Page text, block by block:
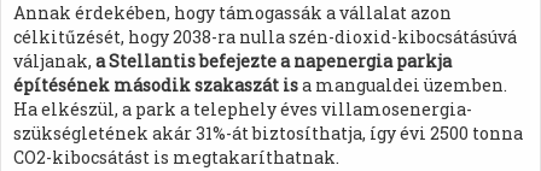
Annak érdekében, hogy támogassák a vállalat azon
célkitűzését, hogy 2038-ra nulla szén-dioxid-kibocsátásúvá
váljanak, a Stellantis befejezte a napenergia parkja
építésének második szakaszát isa mangualdei üzemben.
Ha elkészül, a park a telephely éves villamosenergia-
szükségletének akár 31%-át biztosíthatja, így évi 2500 tonna
CO2-kibocsátást is megtakaríthatnak.